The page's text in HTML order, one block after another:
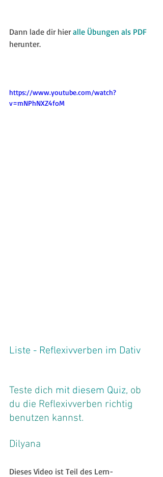
Dann lade dir hier alle Übungen als PDF
herunter.
https://www.youtube.com/watch?
v=mNPhNXZ4foM
Liste - Reflexivverben im Dativ
Teste dich mit diesem Quiz, ob
du die Reflexivverben richtig
benutzen kannst.
Dilyana
Dieses Video ist Teil des Lern-